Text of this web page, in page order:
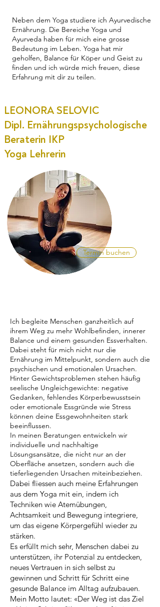
Neben dem Yoga studiere ich Ayurvedische
Ernährung. Die Bereiche Yoga und
Ayurveda haben für mich eine grosse
Bedeutung im Leben. Yoga hat mir
geholfen, Balance für Köper und Geist zu
finden und ich würde mich freuen, diese
Erfahrung mit dir zu teilen.
LEONORA SELOVIC
Dipl. Ernährungspsychologische
Beraterin IKP
Yoga Lehrerin
Ich begleite Menschen ganzheitlich auf
ihrem Weg zu mehr Wohlbefinden, innerer
Balance und einem gesunden Essverhalten.
Dabei steht für mich nicht nur die
Ernährung im Mittelpunkt, sondern auch die
psychischen und emotionalen Ursachen.
Hinter Gewichtsproblemen stehen häufig
seelische Ungleichgewichte: negative
Gedanken, fehlendes Körperbewusstsein
oder emotionale Essgründe wie Stress
können deine Essgewohnheiten stark
beeinflussen.
In meinen Beratungen entwickeln wir
individuelle und nachhaltige
Lösungsansätze, die nicht nur an der
Oberfläche ansetzen, sondern auch die
tieferliegenden Ursachen miteinbeziehen.
Dabei fliessen auch meine Erfahrungen
aus dem Yoga mit ein, indem ich
Techniken wie Atemübungen,
Achtsamkeit und Bewegung integriere,
um das eigene Körpergefühl wieder zu
stärken.
Es erfüllt mich sehr, Menschen dabei zu
unterstützen, ihr Potenzial zu entdecken,
neues Vertrauen in sich selbst zu
gewinnen und Schritt für Schritt eine
gesunde Balance im Alltag aufzubauen.
Mein Motto lautet: «Der Weg ist das Ziel
Termin buchen